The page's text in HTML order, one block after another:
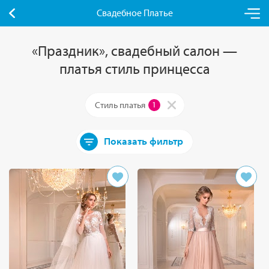
Свадебное Платье
«Праздник», свадебный салон —
платья стиль принцесса
Стиль платья 1
Показать фильтр